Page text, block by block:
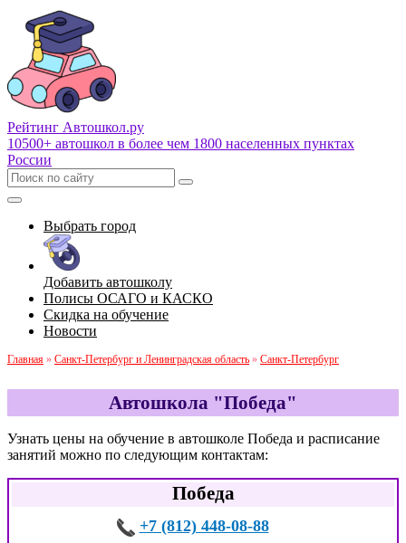
Рейтинг Автошкол.ру
10500+ автошкол в более чем 1800 населенных пунктах
России
Выбрать город
Добавить автошколу
Полисы ОСАГО и КАСКО
Скидка на обучение
Новости
Главная » Санкт-Петербург и Ленинградская область » Санкт-Петербург
Автошкола "Победа"
Узнать цены на обучение в автошколе Победа и расписание
занятий можно по следующим контактам:
Победа
+7 (812) 448-08-88